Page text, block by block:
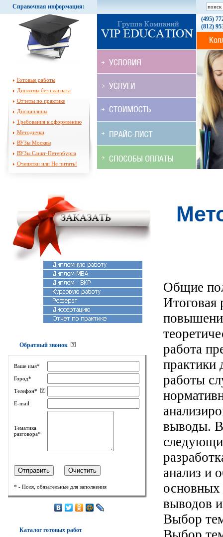
Справочная информация:
Готовые работы
Дипломы без плагиата
Отчеты по практике
Дисциплины
Требования к оформлению
Методички
ВУЗы Москвы
ВУЗы Санкт-Петербурга
Очепятки или Не читать!
(495)
(812)
Обратный звонок
Ваше имя*
Город*
Телефон*
E-mail
Тематика
разговора*
* - Поля, обязательные для заполнения
Каталог готовых работ
Общие
Итоговая
работа
практики
работы
выводы.
анализ и
основных
выводов
Выбор